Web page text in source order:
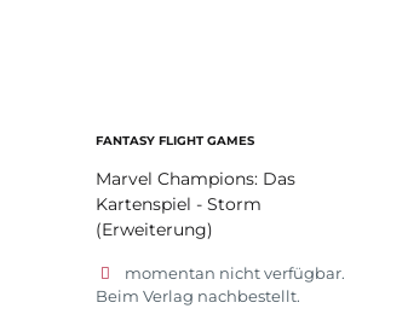
FANTASY FLIGHT GAMES
Marvel Champions: Das
Kartenspiel - Storm
(Erweiterung)
momentan nicht verfügbar.
Beim Verlag nachbestellt.